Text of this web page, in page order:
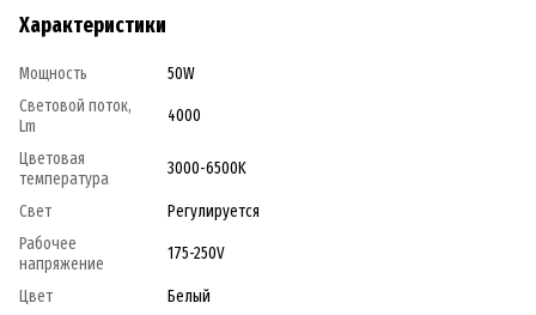
Характеристики
Мощность
50W
Световой поток,
Lm
4000
Цветовая
температура
3000-6500K
Свет
Регулируется
Рабочее
напряжение
175-250V
Цвет
Белый